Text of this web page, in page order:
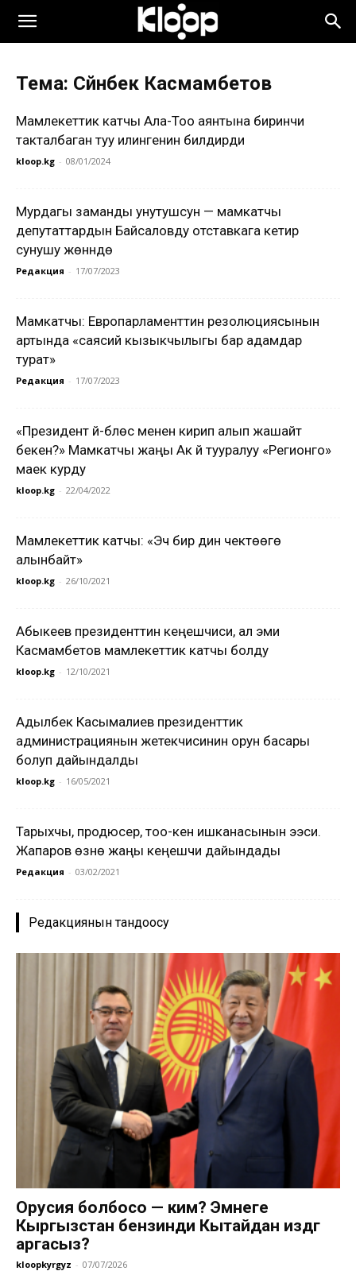
Тема: Сүйүнбек Касмамбетов
Мамлекеттик катчы Ала-Тоо аянтына биринчи
такталбаган туу илингенин билдирди
kloop.kg - 08/01/2024
Мурдагы заманды унутушсун — мамкатчы
депутаттардын Байсаловду отставкага кетирүү
сунушу жөнүндө
Редакция - 17/07/2023
Мамкатчы: Европарламенттин резолюциясынын
артында «саясий кызыкчылыгы бар адамдар
турат»
Редакция - 17/07/2023
«Президент үй-бүлөсү менен кирип алып жашайт
бекен?» Мамкатчы жаңы Ак үй тууралуу «Регионго»
маек курду
kloop.kg - 22/04/2022
Мамлекеттик катчы: «Эч бир дин чектөөгө
алынбайт»
kloop.kg - 26/10/2021
Абыкеев президенттин кеңешчиси, ал эми
Касмамбетов мамлекеттик катчы болду
kloop.kg - 12/10/2021
Адылбек Касымалиев президенттик
администрациянын жетекчисинин орун басары
болуп дайындалды
kloop.kg - 16/05/2021
Тарыхчы, продюсер, тоо-кен ишканасынын ээси.
Жапаров өзүнө жаңы кеңешчи дайындады
Редакция - 03/02/2021
Редакциянын тандоосу
Орусия болбосо — ким? Эмнеге
Кыргызстан бензинди Кытайдан издөөгө
аргасыз?
kloopkyrgyz - 07/07/2026